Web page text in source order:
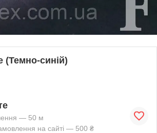
(Темно-синій)
— 50 м
на сайті — 500 ₴